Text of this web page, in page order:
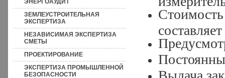
ЭНЕРГОАУДИТ
ЗЕМЛЕУСТРОИТЕЛЬНАЯ
ЭКСПЕРТИЗА
НЕЗАВИСИМАЯ ЭКСПЕРТИЗА
СМЕТЫ
ПРОЕКТИРОВАНИЕ
ЭКСПЕРТИЗА ПРОМЫШЛЕННОЙ
БЕЗОПАСНОСТИ